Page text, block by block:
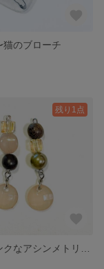
猫のブローチ
残り1点